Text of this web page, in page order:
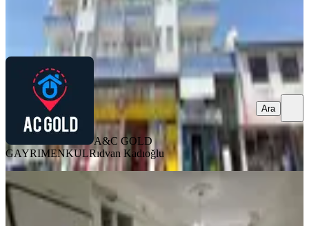
A&C GOLD GAYRIMENKUL Rıdvan Kadıoğlu
A&C GOLD
GAYRIMENKULRıdvan Kadıoğlu
Ara
Paşaköşkü Ana Cadde Üzerinde
Satılık Arakat Daire